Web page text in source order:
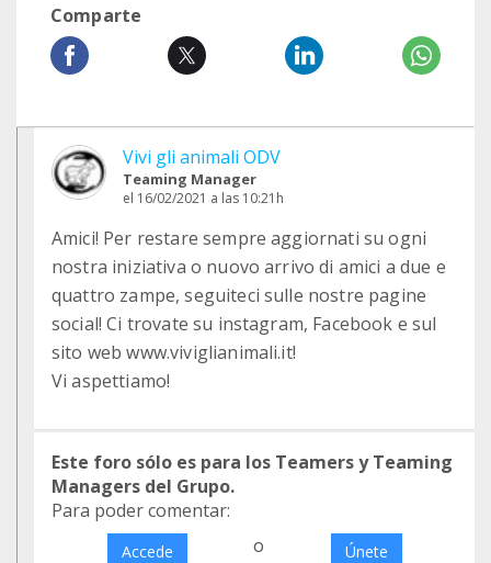
Comparte
Vivi gli animali ODV
Teaming Manager
el 16/02/2021 a las 10:21h
Amici! Per restare sempre aggiornati su ogni
nostra iniziativa o nuovo arrivo di amici a due e
quattro zampe, seguiteci sulle nostre pagine
social! Ci trovate su instagram, Facebook e sul
sito web www.viviglianimali.it!
Vi aspettiamo!
Este foro sólo es para los Teamers y Teaming
Managers del Grupo.
Para poder comentar:
Accede o Únete